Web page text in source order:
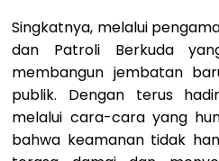
Singkatnya, melalui
dan Patroli Berkuda
membangun jembatan
publik. Dengan terus
melalui cara-cara yang
bahwa keamanan tidak